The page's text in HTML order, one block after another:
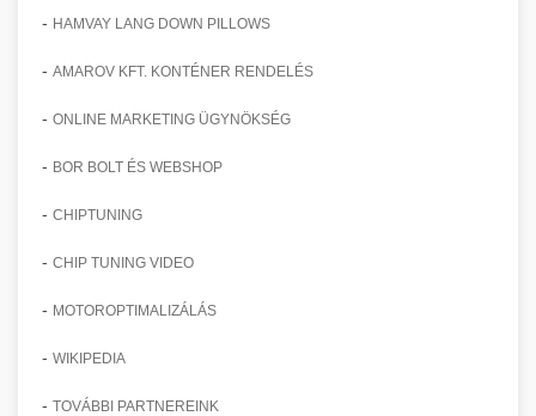
- HAMVAY LANG DOWN PILLOWS
- AMAROV KFT. KONTÉNER RENDELÉS
- ONLINE MARKETING ÜGYNÖKSÉG
- BOR BOLT ÉS WEBSHOP
- CHIPTUNING
- CHIP TUNING VIDEO
- MOTOROPTIMALIZÁLÁS
- WIKIPEDIA
- TOVÁBBI PARTNEREINK